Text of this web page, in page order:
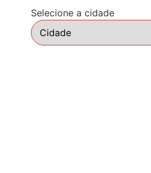
Selecione a cidade